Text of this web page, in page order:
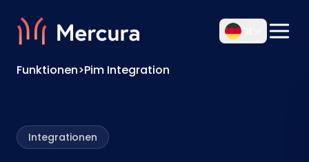
Funktionen>Pim Integration
Integrationen